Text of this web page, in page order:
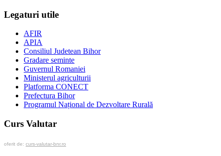
Legaturi utile
AFIR
APIA
Consiliul Judetean Bihor
Gradare seminte
Guvernul Romaniei
Ministerul agriculturii
Platforma CONECT
Prefectura Bihor
Programul Național de Dezvoltare Rurală
Curs Valutar
oferit de: curs-valutar-bnr.ro